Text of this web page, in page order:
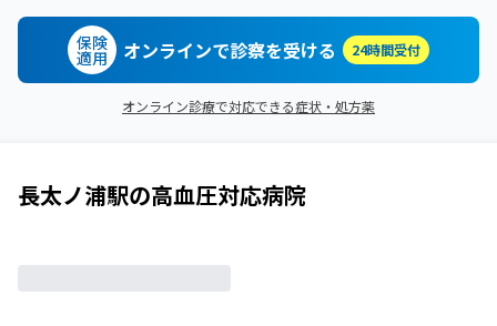
保険
適用 オンラインで診察を受ける 24時間受付
オンライン診療で対応できる症状・処方薬
長太ノ浦駅の高血圧対応病院